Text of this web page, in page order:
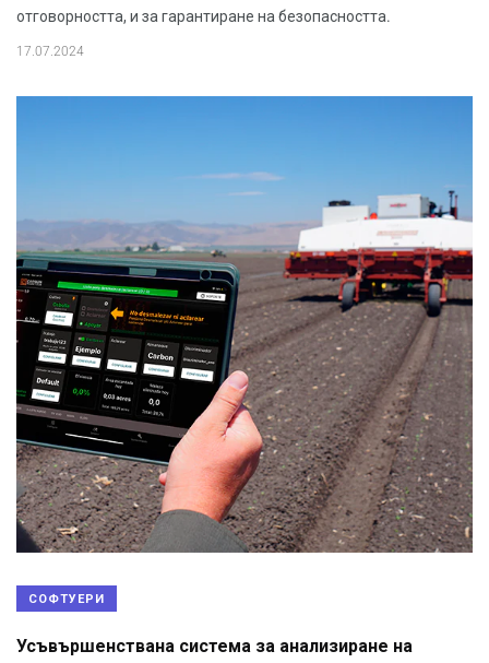
отговорността, и за гарантиране на безопасността.
17.07.2024
СОФТУЕРИ
Усъвършенствана система за анализиране на